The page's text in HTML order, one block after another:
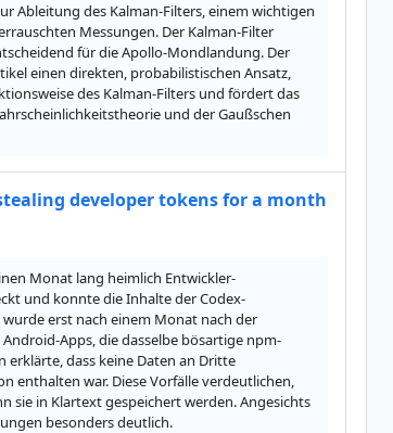
Ableitung des Kalman-Filters, einem wichtigen
Messungen. Der Kalman-Filter
für die Apollo-Mondlandung. Der
einen direkten, probabilistischen Ansatz,
des Kalman-Filters und fördert das
und der Gaußschen
developer tokens for a month
Monat lang heimlich Entwickler-
und konnte die Inhalte der Codex-
erst nach einem Monat nach der
Apps, die dasselbe bösartige npm-
dass keine Daten an Dritte
enthalten war. Diese Vorfälle verdeutlichen,
sie in Klartext gespeichert werden. Angesichts
besonders deutlich.